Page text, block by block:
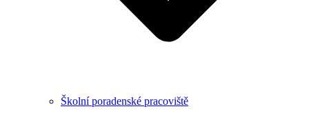
Školní poradenské pracoviště